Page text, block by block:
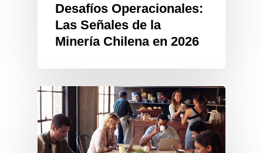
Desafíos Operacionales:
Las Señales de la
Minería Chilena en 2026